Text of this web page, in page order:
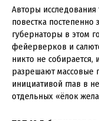
Авторы исследования
повестка постепенно
губернаторы в этом
фейерверков и
никто не собирается,
разрешают массовые
инициативой глав в
отдельных «ёлок